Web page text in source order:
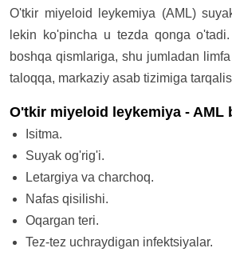
O'tkir miyeloid leykemiya (AML)
lekin ko'pincha u tezda qonga
boshqa qismlariga, shu jumladan
taloqqa, markaziy asab tizimiga
O'tkir miyeloid leykemiya - AML
Isitma.
Suyak og'rig'i.
Letargiya va charchoq.
Nafas qisilishi.
Oqargan teri.
Tez-tez uchraydigan infektsiyalar.